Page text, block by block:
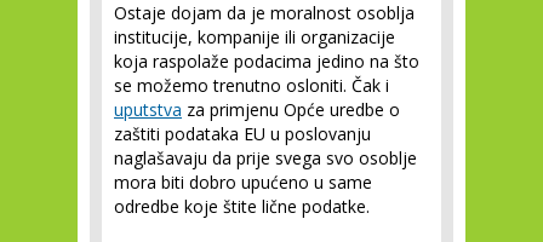
Ostaje dojam da je moralnost osoblja
institucije, kompanije ili organizacije
koja raspolaže podacima jedino na što
se možemo trenutno osloniti. Čak i
uputstva za primjenu Opće uredbe o
zaštiti podataka EU u poslovanju
naglašavaju da prije svega svo osoblje
mora biti dobro upućeno u same
odredbe koje štite lične podatke.